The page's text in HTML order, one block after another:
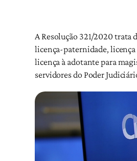
A Resolução 321/2020 trata
licença-paternidade, licença
licença à adotante para
servidores do Poder